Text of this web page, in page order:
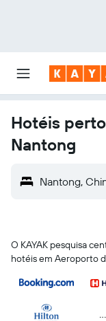
Hotéis
Nantong
Nantong,
O KAYAK pesquisa
hotéis em Aeroporto